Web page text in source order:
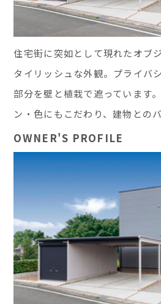
住宅街に突如として現れたオブ
タイリッシュな外観。プライバ
部分を壁と植栽で遮っています
ン・色にもこだわり、建物との
OWNER'S PROFILE